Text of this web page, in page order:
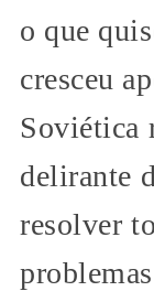
o que
cresceu
Soviética
delirante
resolver